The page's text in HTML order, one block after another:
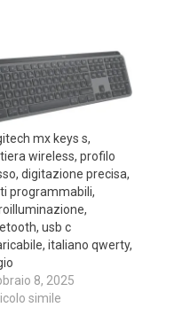
mx keys s,
wireless, profilo
digitazione precisa,
programmabili,
usb c
italiano qwerty,
8, 2025
simile